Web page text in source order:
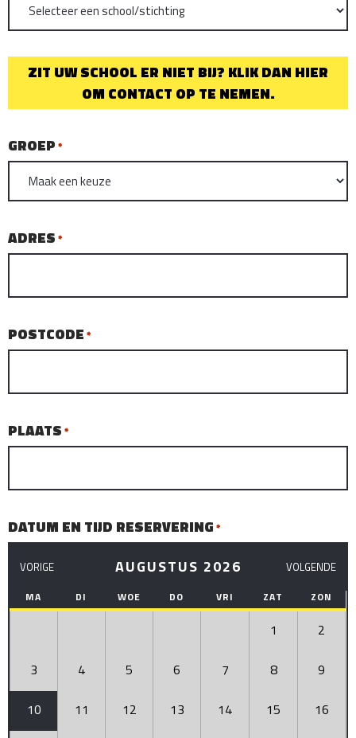
ZIT UW SCHOOL ER NIET BIJ? KLIK DAN HIER
OM CONTACT OP TE NEMEN.
GROEP *
ADRES *
POSTCODE *
PLAATS *
DATUM EN TIJD RESERVERING *
AUGUSTUS 2026
MA DI WOE DO VRI ZAT ZON
1 2
3 4 5 6 7 8 9
10 11 12 13 14 15 16